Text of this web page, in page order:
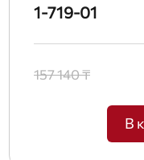
1-719-01
157 140 ₸
В